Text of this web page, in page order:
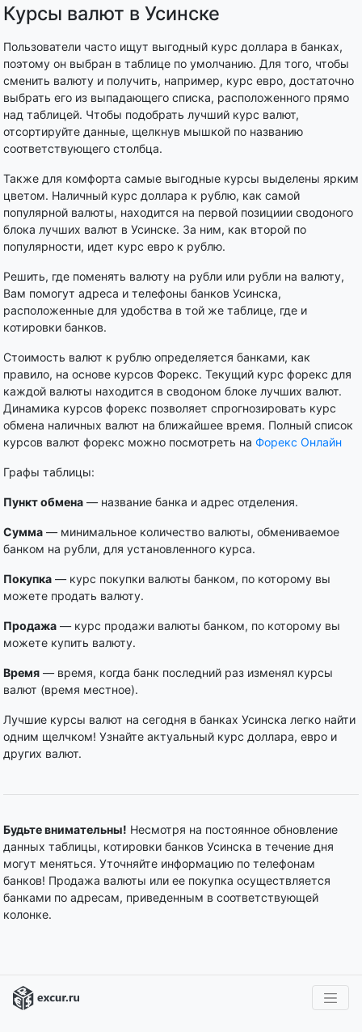
Курсы валют в Усинске
Пользователи часто ищут выгодный курс доллара в банках,
поэтому он выбран в таблице по умолчанию. Для того, чтобы
сменить валюту и получить, например, курс евро, достаточно
выбрать его из выпадающего списка, расположенного прямо
над таблицей. Чтобы подобрать лучший курс валют,
отсортируйте данные, щелкнув мышкой по названию
соответствующего столбца.
Также для комфорта самые выгодные курсы выделены ярким
цветом. Наличный курс доллара к рублю, как самой
популярной валюты, находится на первой позициии сводоного
блока лучших валют в Усинске. За ним, как второй по
популярности, идет курс евро к рублю.
Решить, где поменять валюту на рубли или рубли на валюту,
Вам помогут адреса и телефоны банков Усинска,
расположенные для удобства в той же таблице, где и
котировки банков.
Стоимость валют к рублю определяется банками, как
правило, на основе курсов Форекс. Текущий курс форекс для
каждой валюты находится в сводоном блоке лучших валют.
Динамика курсов форекс позволяет спрогнозировать курс
обмена наличных валют на ближайшее время. Полный список
курсов валют форекс можно посмотреть на Форекс Онлайн
Графы таблицы:
Пункт обмена — название банка и адрес отделения.
Сумма — минимальное количество валюты, обмениваемое
банком на рубли, для установленного курса.
Покупка — курс покупки валюты банком, по которому вы
можете продать валюту.
Продажа — курс продажи валюты банком, по которому вы
можете купить валюту.
Время — время, когда банк последний раз изменял курсы
валют (время местное).
Лучшие курсы валют на сегодня в банках Усинска легко найти
одним щелчком! Узнайте актуальный курс доллара, евро и
других валют.
Будьте внимательны! Несмотря на постоянное обновление
данных таблицы, котировки банков Усинска в течение дня
могут меняться. Уточняйте информацию по телефонам
банков! Продажа валюты или ее покупка осуществляется
банками по адресам, приведенным в соответствующей
колонке.